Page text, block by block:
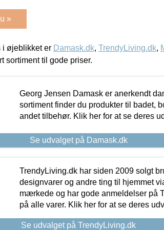
»
i øjeblikket er Damask.dk, TrendyLiving.dk,
sortiment til gode priser.
Georg Jensen Damask er anerkendt
sortiment finder du produkter til badet,
andet tilbehør. Klik her for at se deres
Se udvalget på Damask.dk
TrendyLiving.dk har siden 2009 solgt
designvarer og andre ting til hjemmet
mærkede og har gode anmeldelser på
på alle varer. Klik her for at se deres
Se udvalget på TrendyLiving.dk